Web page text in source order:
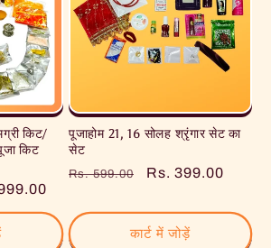
किट/
किट
पूजाहोम 21, 16 सोलह श्रृंगार सेट का
सेट
नियमित
से
मूल्य
Rs. 599.00
विक्रय
Rs. 399.00
कार्ट में जोड़ें